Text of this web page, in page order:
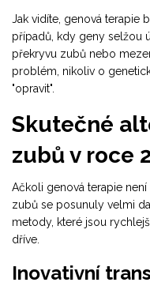
Jak vidíte, genová terapie
případů, kdy geny selžou
překryvu zubů nebo
problém, nikoliv o
"opravit".
Skutečné
zubů v roce
Ačkoli genová terapie
zubů se posunuly velmi
metody, které jsou
dříve.
Inovativní